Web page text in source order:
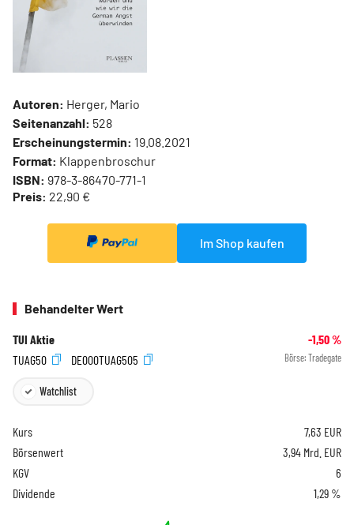
Autoren: Herger, Mario
Seitenanzahl: 528
Erscheinungstermin: 19.08.2021
Format: Klappenbroschur
ISBN: 978-3-86470-771-1
Preis: 22,90 €
Im Shop kaufen
Behandelter Wert
TUI Aktie -1,50%
TUAG50
DE000TUAG505 Börse: Tradegate
Watchlist
Kurs 7,63 EUR
Börsenwert
3,94 Mrd. EUR
KGV
6
Dividende
1,29 %